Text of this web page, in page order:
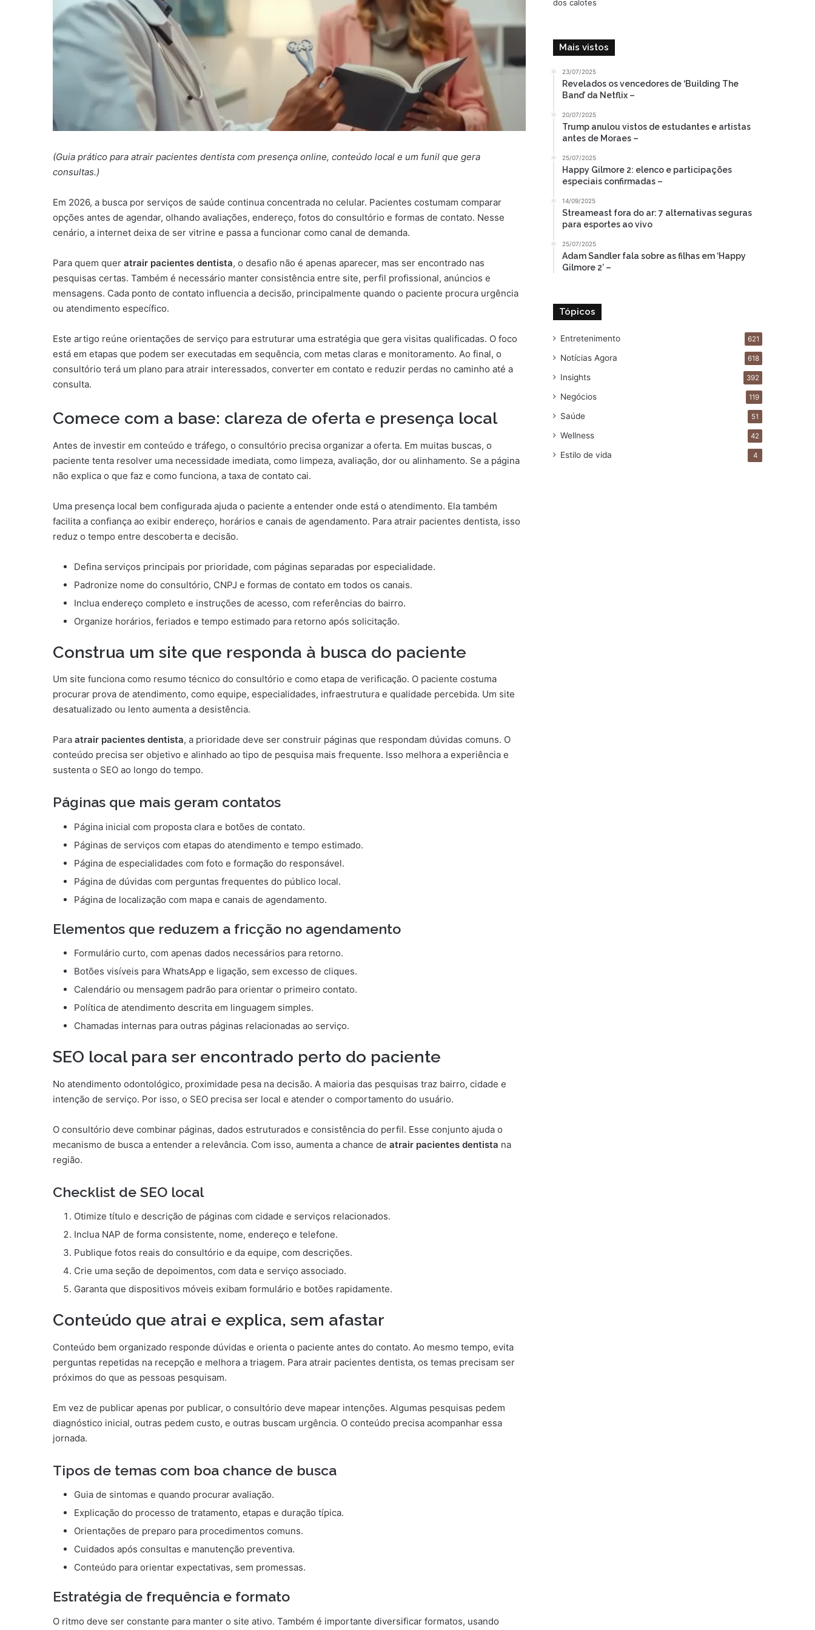
(Guia prático para atrair pacientes dentista com presença online, conteúdo local e um funil que gera
consultas.)
Em 2026, a busca por serviços de saúde continua concentrada no celular. Pacientes costumam comparar
opções antes de agendar, olhando avaliações, endereço, fotos do consultório e formas de contato. Nesse
cenário, a internet deixa de ser vitrine e passa a funcionar como canal de demanda.
Para quem quer atrair pacientes dentista, o desafio não é apenas aparecer, mas ser encontrado nas
pesquisas certas. Também é necessário manter consistência entre site, perfil profissional, anúncios e
mensagens. Cada ponto de contato influencia a decisão, principalmente quando o paciente procura urgência
ou atendimento específico.
Este artigo reúne orientações de serviço para estruturar uma estratégia que gera visitas qualificadas. O foco
está em etapas que podem ser executadas em sequência, com metas claras e monitoramento. Ao final, o
consultório terá um plano para atrair interessados, converter em contato e reduzir perdas no caminho até a
consulta.
Comece com a base: clareza de oferta e presença local
Antes de investir em conteúdo e tráfego, o consultório precisa organizar a oferta. Em muitas buscas, o
paciente tenta resolver uma necessidade imediata, como limpeza, avaliação, dor ou alinhamento. Se a página
não explica o que faz e como funciona, a taxa de contato cai.
Uma presença local bem configurada ajuda o paciente a entender onde está o atendimento. Ela também
facilita a confiança ao exibir endereço, horários e canais de agendamento. Para atrair pacientes dentista, isso
reduz o tempo entre descoberta e decisão.
Defina serviços principais por prioridade, com páginas separadas por especialidade.
Padronize nome do consultório, CNPJ e formas de contato em todos os canais.
Inclua endereço completo e instruções de acesso, com referências do bairro.
Organize horários, feriados e tempo estimado para retorno após solicitação.
Construa um site que responda à busca do paciente
Um site funciona como resumo técnico do consultório e como etapa de verificação. O paciente costuma
procurar prova de atendimento, como equipe, especialidades, infraestrutura e qualidade percebida. Um site
desatualizado ou lento aumenta a desistência.
Para atrair pacientes dentista, a prioridade deve ser construir páginas que respondam dúvidas comuns. O
conteúdo precisa ser objetivo e alinhado ao tipo de pesquisa mais frequente. Isso melhora a experiência e
sustenta o SEO ao longo do tempo.
Páginas que mais geram contatos
Página inicial com proposta clara e botões de contato.
Páginas de serviços com etapas do atendimento e tempo estimado.
Página de especialidades com foto e formação do responsável.
Página de dúvidas com perguntas frequentes do público local.
Página de localização com mapa e canais de agendamento.
Elementos que reduzem a fricção no agendamento
Formulário curto, com apenas dados necessários para retorno.
Botões visíveis para WhatsApp e ligação, sem excesso de cliques.
Calendário ou mensagem padrão para orientar o primeiro contato.
Política de atendimento descrita em linguagem simples.
Chamadas internas para outras páginas relacionadas ao serviço.
SEO local para ser encontrado perto do paciente
No atendimento odontológico, proximidade pesa na decisão. A maioria das pesquisas traz bairro, cidade e
intenção de serviço. Por isso, o SEO precisa ser local e atender o comportamento do usuário.
O consultório deve combinar páginas, dados estruturados e consistência do perfil. Esse conjunto ajuda o
mecanismo de busca a entender a relevância. Com isso, aumenta a chance de atrair pacientes dentista na
região.
Checklist de SEO local
Otimize título e descrição de páginas com cidade e serviços relacionados.
Inclua NAP de forma consistente, nome, endereço e telefone.
Publique fotos reais do consultório e da equipe, com descrições.
Crie uma seção de depoimentos, com data e serviço associado.
Garanta que dispositivos móveis exibam formulário e botões rapidamente.
Conteúdo que atrai e explica, sem afastar
Conteúdo bem organizado responde dúvidas e orienta o paciente antes do contato. Ao mesmo tempo, evita
perguntas repetidas na recepção e melhora a triagem. Para atrair pacientes dentista, os temas precisam ser
próximos do que as pessoas pesquisam.
Em vez de publicar apenas por publicar, o consultório deve mapear intenções. Algumas pesquisas pedem
diagnóstico inicial, outras pedem custo, e outras buscam urgência. O conteúdo precisa acompanhar essa
jornada.
Tipos de temas com boa chance de busca
Guia de sintomas e quando procurar avaliação.
Explicação do processo de tratamento, etapas e duração típica.
Orientações de preparo para procedimentos comuns.
Cuidados após consultas e manutenção preventiva.
Conteúdo para orientar expectativas, sem promessas.
Estratégia de frequência e formato
O ritmo deve ser constante para manter o site ativo. Também é importante diversificar formatos, usando
Mais vistos
23/07/2025
Revelados os vencedores de ‘Building The
Band’ da Netflix –
20/07/2025
Trump anulou vistos de estudantes e artistas
antes de Moraes –
25/07/2025
Happy Gilmore 2: elenco e participações
especiais confirmadas –
14/09/2025
Streameast fora do ar: 7 alternativas seguras
para esportes ao vivo
25/07/2025
Adam Sandler fala sobre as filhas em ‘Happy
Gilmore 2’ –
Tópicos
Entretenimento 621
Notícias Agora 618
Insights 392
Negócios 119
Saúde 51
Wellness 42
Estilo de vida 4